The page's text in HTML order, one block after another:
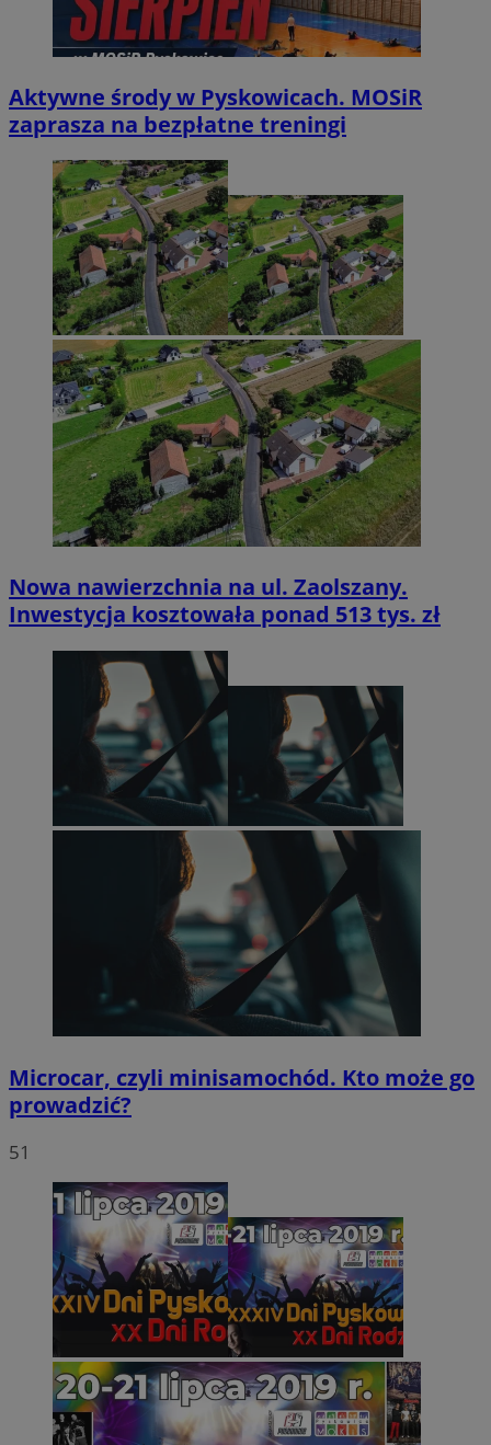
Aktywne środy w Pyskowicach. MOSiR
zaprasza na bezpłatne treningi
Nowa nawierzchnia na ul. Zaolszany.
Inwestycja kosztowała ponad 513 tys. zł
Microcar, czyli minisamochód. Kto może go
prowadzić?
51